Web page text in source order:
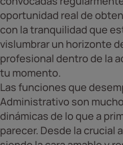
oportunidad real de
con la tranquilidad que
vislumbrar un horizonte
profesional dentro de la
tu momento.
Las funciones que
Administrativo son
dinámicas de lo que a
parecer. Desde la crucial